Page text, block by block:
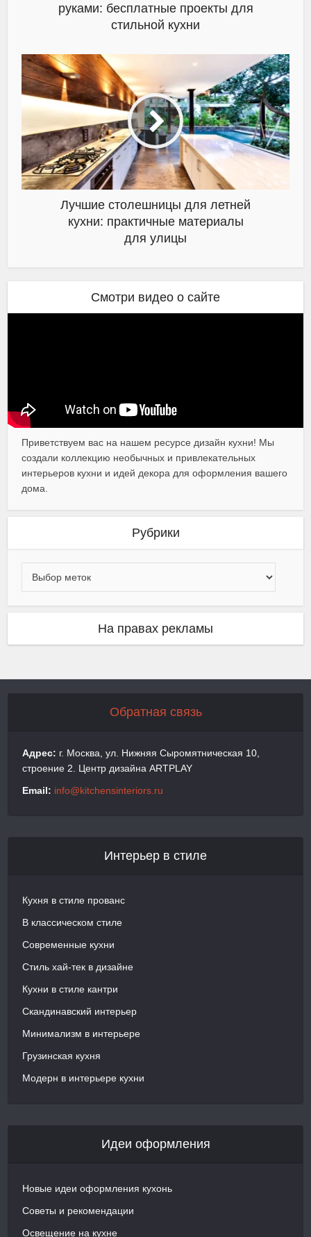
руками: бесплатные проекты для
стильной кухни
Лучшие столешницы для летней
кухни: практичные материалы
для улицы
Смотри видео о сайте
Приветствуем вас на нашем ресурсе дизайн кухни! Мы
создали коллекцию необычных и привлекательных
интерьеров кухни и идей декора для оформления вашего
дома.
Рубрики
На правах рекламы
Обратная связь
Адрес: г. Москва, ул. Нижняя Сыромятническая 10,
строение 2. Центр дизайна ARTPLAY
Email: info@kitchensinteriors.ru
Интерьер в стиле
Кухня в стиле прованс
В классическом стиле
Современные кухни
Стиль хай-тек в дизайне
Кухни в стиле кантри
Скандинавский интерьер
Минимализм в интерьере
Грузинская кухня
Модерн в интерьере кухни
Идеи оформления
Новые идеи оформления кухонь
Советы и рекомендации
Освещение на кухне